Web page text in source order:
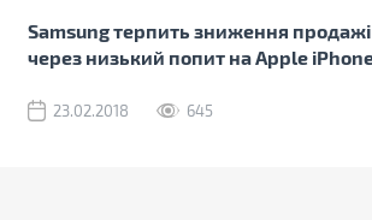
Samsung терпить зниження
через низький попит на Apple
23.02.2018 645